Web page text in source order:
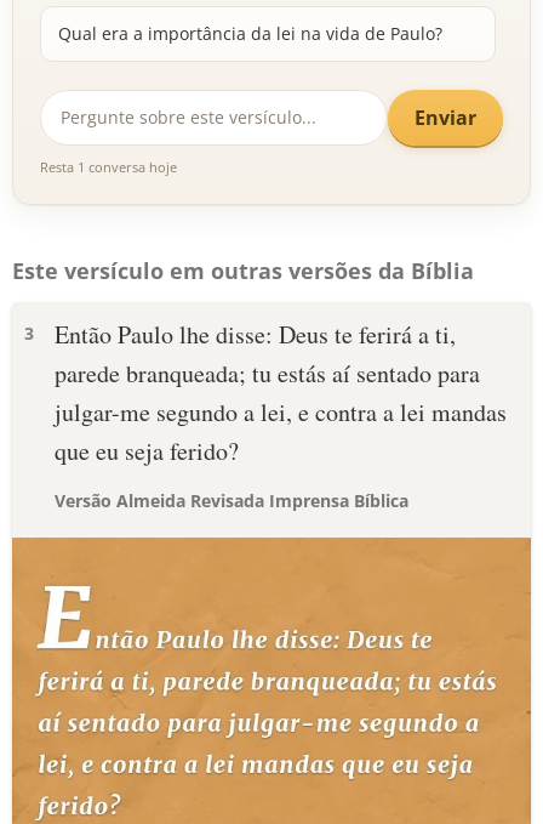
Qual era a importância da lei na vida de Paulo?
Enviar
Resta 1 conversa hoje
Este versículo em outras versões da Bíblia
3
Então Paulo lhe disse: Deus te ferirá a ti,
parede branqueada; tu estás aí sentado para
julgar-me segundo a lei, e contra a lei mandas
que eu seja ferido?
Versão Almeida Revisada Imprensa Bíblica